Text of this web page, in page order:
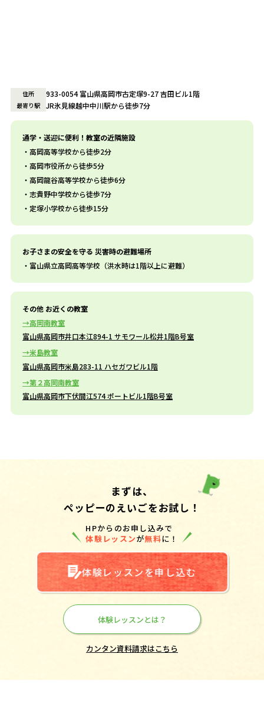
住所 933-0054 富山県高岡市古定塚9-27 吉田ビル1階
最寄り駅 JR氷見線越中中川駅から徒歩7分
通学・送迎に便利！教室の近隣施設
高岡高等学校から徒歩2分
高岡市役所から徒歩5分
高岡龍谷高等学校から徒歩6分
志貴野中学校から徒歩7分
定塚小学校から徒歩15分
お子さまの安全を守る 災害時の避難場所
富山県立高岡高等学校（洪水時は1階以上に避難）
その他 お近くの教室
高岡南教室
富山県高岡市井口本江894-1 サモワール松井1階B号室
米島教室
富山県高岡市米島283-11 ハセガワビル1階
第２高岡南教室
富山県高岡市下伏間江574 ポートビル1階B号室
まずは、
ペッピーのえいごをお試し！
HPからのお申し込みで
体験レッスンが無料に！
体験レッスンを申し込む
体験レッスンとは？
カンタン資料請求はこちら